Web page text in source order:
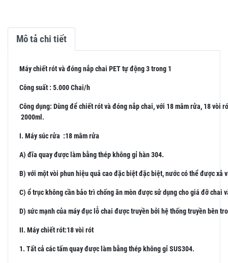
Mô tả chi tiết
Máy chiết rót và đóng nắp chai PET tự động 3 trong 1
Công suất : 5.000 Chai/h
Công dụng: Dùng để chiết rót và đóng nắp chai, với 18 mâm rửa, 18 vòi
2000ml.
I. Máy súc rửa :18 mâm rửa
A) đĩa quay được làm bằng thép không gỉ hàn 304.
B) với một vòi phun hiệu quả cao đặc biệt đặc biệt, nước có thể được
C) ổ trục không cần bảo trì chống ăn mòn được sử dụng cho giá đỡ chai
D) sức mạnh của máy đục lỗ chai được truyền bởi hệ thống truyền bên
II. Máy chiết rót:18 vòi rót
1. Tất cả các tấm quay được làm bằng thép không gỉ SUS304.